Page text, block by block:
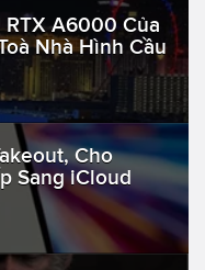
A6000 Của
Nhà Hình Cầu
Cho
Sang iCloud